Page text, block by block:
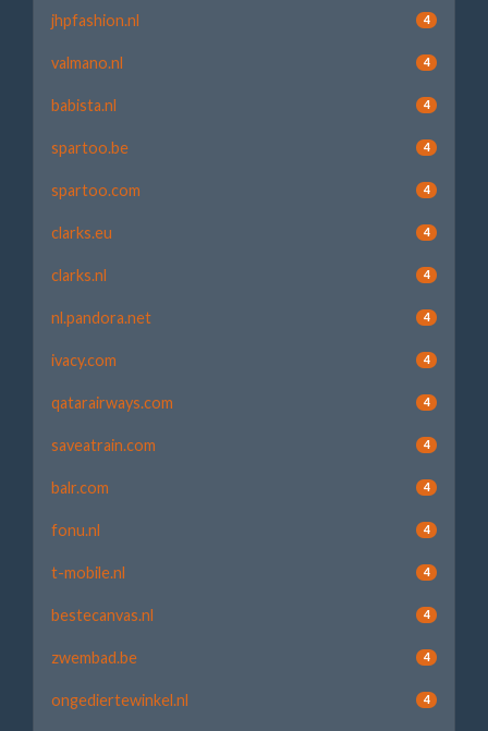
jhpfashion.nl 4
valmano.nl 4
babista.nl 4
spartoo.be 4
spartoo.com 4
clarks.eu 4
clarks.nl 4
nl.pandora.net 4
ivacy.com 4
qatarairways.com 4
saveatrain.com 4
balr.com 4
fonu.nl 4
t-mobile.nl 4
bestecanvas.nl 4
zwembad.be 4
ongediertewinkel.nl 4